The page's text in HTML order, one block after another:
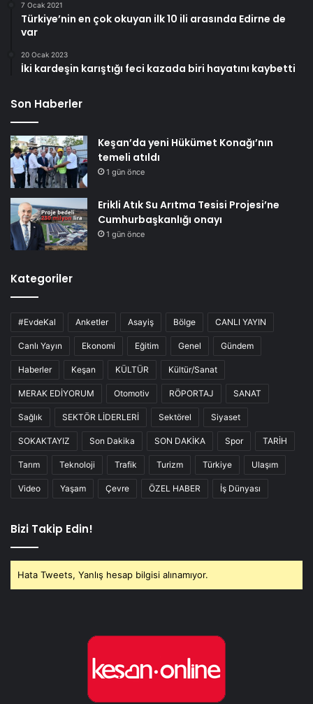
7 Ocak 2021
Türkiye’nin en çok okuyan ilk 10 ili arasında Edirne de
var
20 Ocak 2023
İki kardeşin karıştığı feci kazada biri hayatını kaybetti
Son Haberler
Keşan’da yeni Hükümet Konağı’nın
temeli atıldı
1 gün önce
Erikli Atık Su Arıtma Tesisi Projesi’ne
Cumhurbaşkanlığı onayı
1 gün önce
Kategoriler
#EvdeKal Anketler Asayiş Bölge CANLI YAYIN
Canlı Yayın Ekonomi Eğitim Genel Gündem
Haberler Keşan KÜLTÜR Kültür/Sanat
MERAK EDİYORUM Otomotiv RÖPORTAJ SANAT
Sağlık SEKTÖR LİDERLERİ Sektörel Siyaset
SOKAKTAYIZ Son Dakika SON DAKİKA Spor TARİH
Tarım Teknoloji Trafik Turizm Türkiye Ulaşım
Video Yaşam Çevre ÖZEL HABER İş Dünyası
Bizi Takip Edin!
Hata Tweets, Yanlış hesap bilgisi alınamıyor.